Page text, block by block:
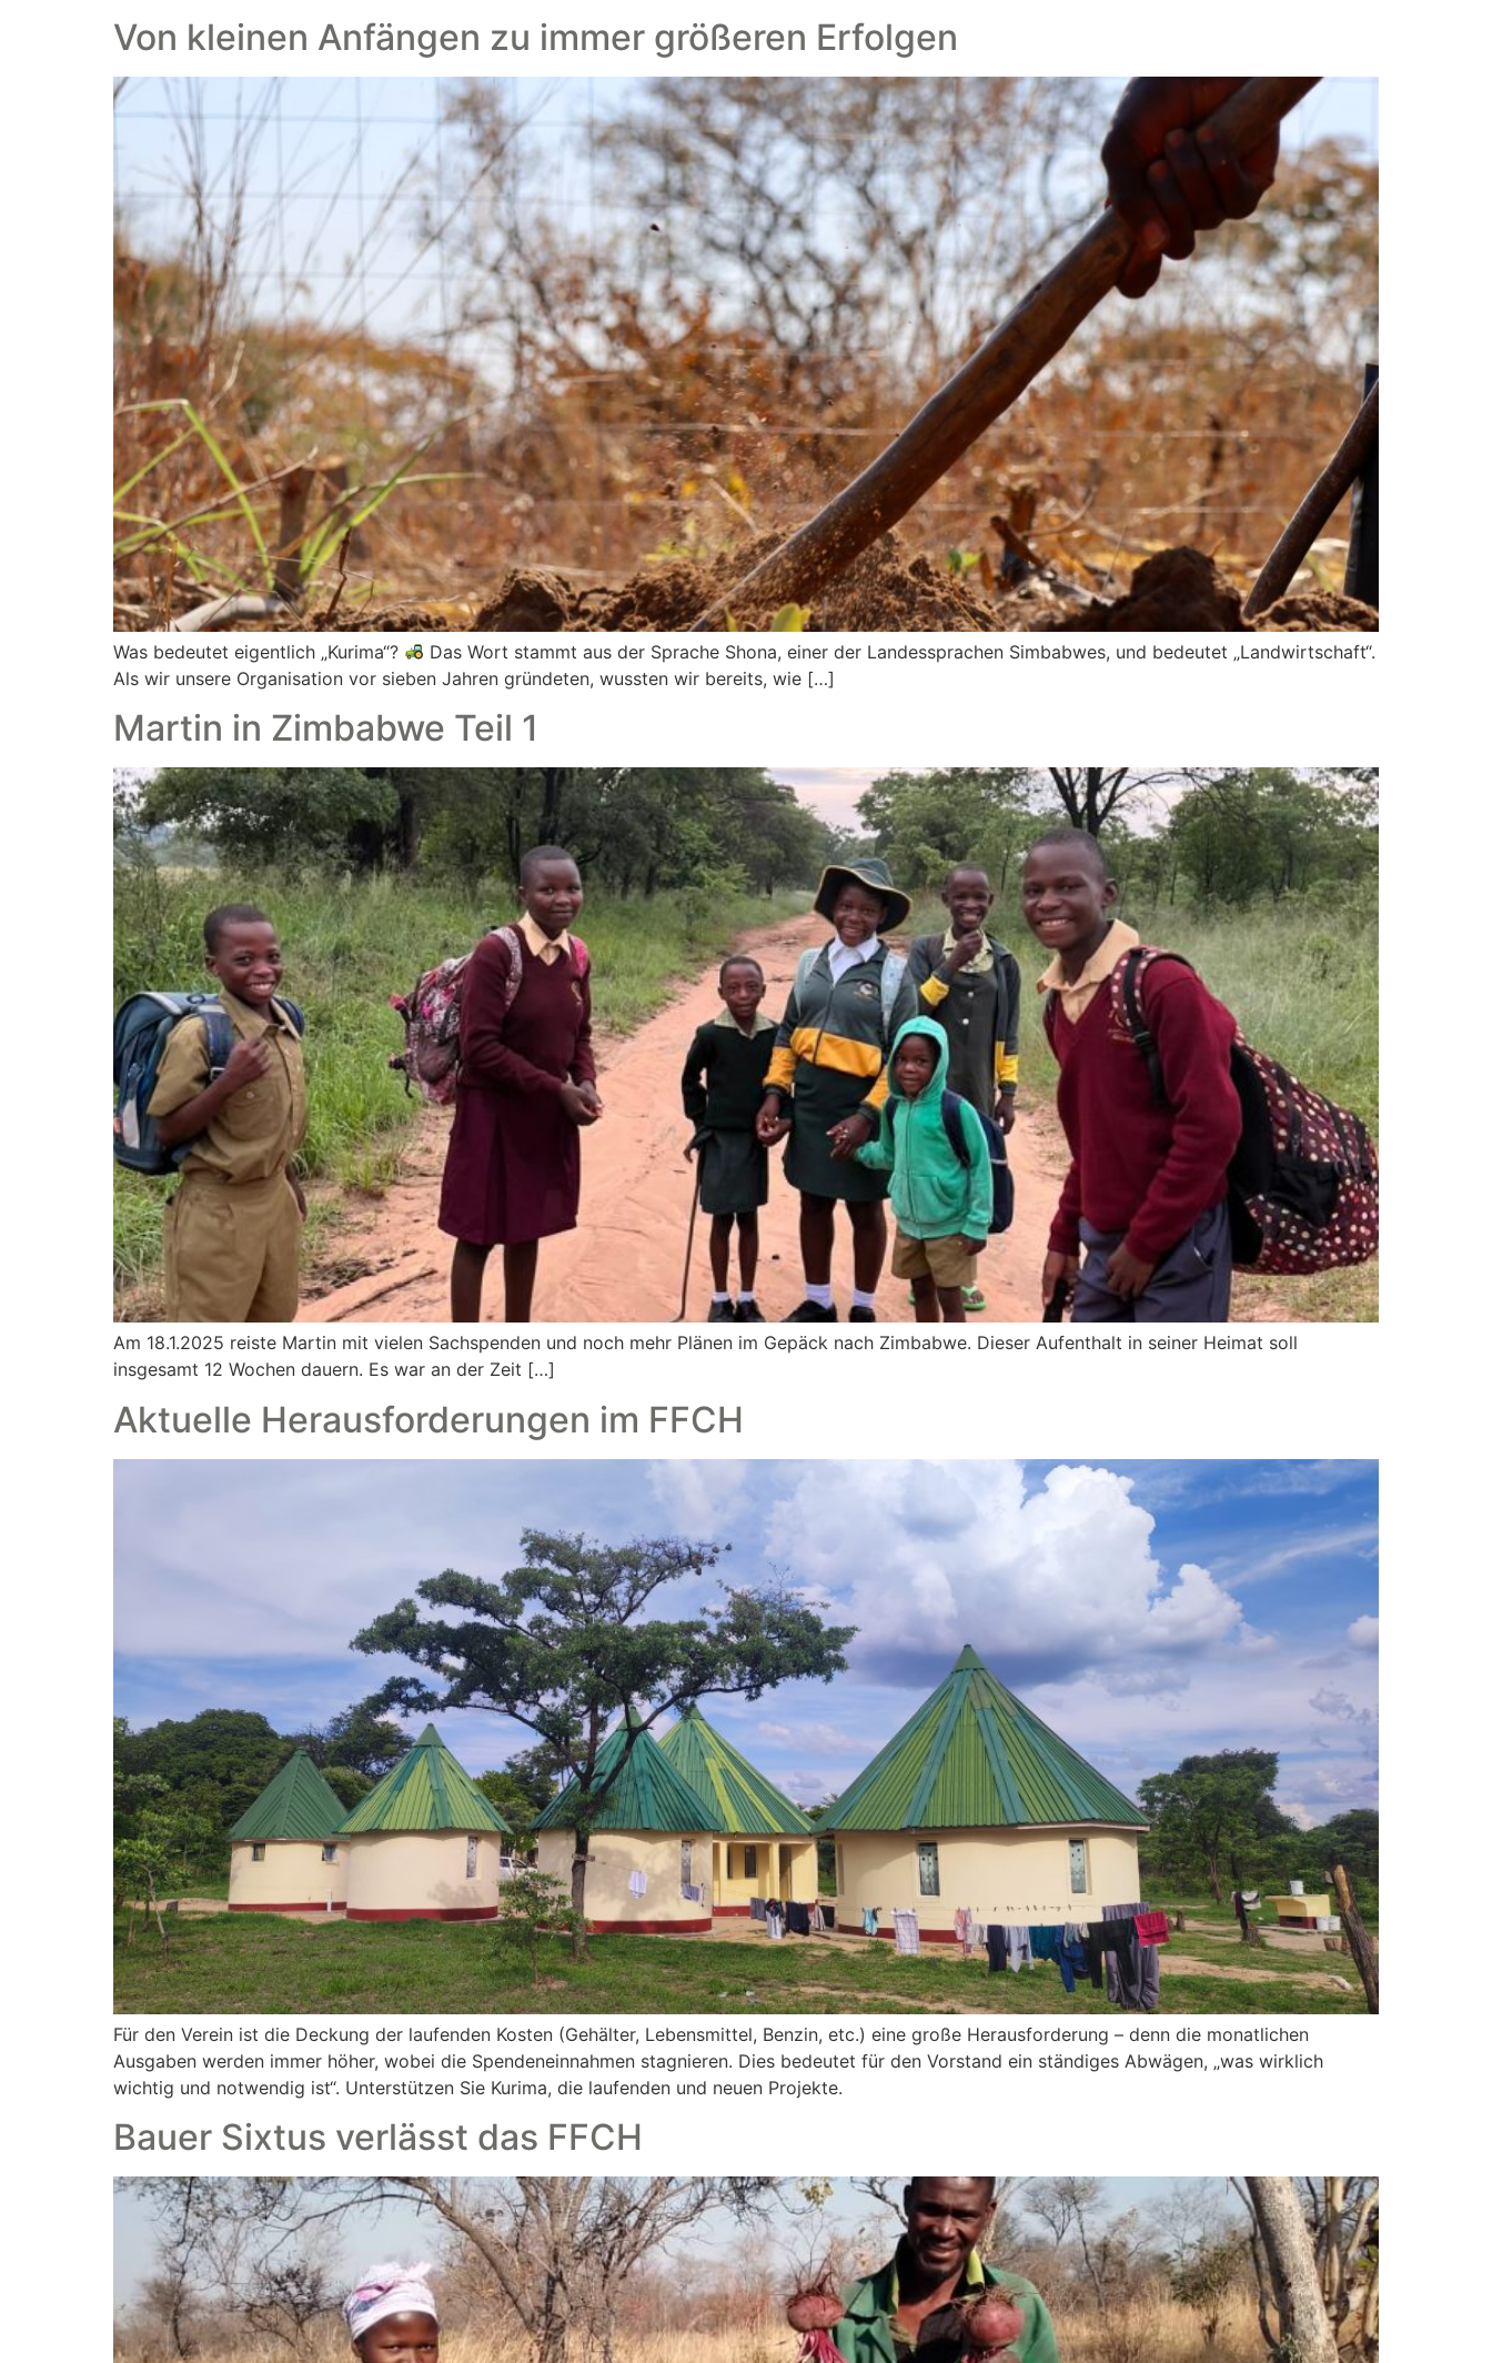
Von kleinen Anfängen zu immer größeren Erfolgen
Was bedeutet eigentlich „Kurima“?
Das Wort stammt aus der Sprache Shona, einer der Landessprachen Simbabwes, und bedeutet „Landwirtschaft“.
Als wir unsere Organisation vor sieben Jahren gründeten, wussten wir bereits, wie […]
Martin in Zimbabwe Teil 1
Am 18.1.2025 reiste Martin mit vielen Sachspenden und noch mehr Plänen im Gepäck nach Zimbabwe. Dieser Aufenthalt in seiner Heimat soll
insgesamt 12 Wochen dauern. Es war an der Zeit […]
Aktuelle Herausforderungen im FFCH
Für den Verein ist die Deckung der laufenden Kosten (Gehälter, Lebensmittel, Benzin, etc.) eine große Herausforderung – denn die monatlichen
Ausgaben werden immer höher, wobei die Spendeneinnahmen stagnieren. Dies bedeutet für den Vorstand ein ständiges Abwägen, „was wirklich
wichtig und notwendig ist“. Unterstützen Sie Kurima, die laufenden und neuen Projekte.
Bauer Sixtus verlässt das FFCH